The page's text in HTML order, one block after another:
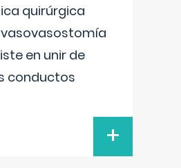
quirúrgica
en unir de
conductos
+